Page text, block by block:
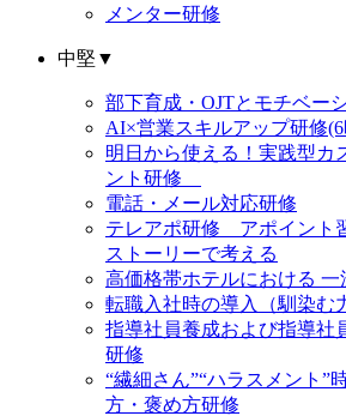
メンター研修
中堅 ▼
部下育成・OJTとモチベー
AI×営業スキルアップ研修
明日から使える！実践型カ
ント研修
電話・メール対応研修
テレアポ研修 アポイント
ストーリーで考える
高価格帯ホテルにおける 一
転職入社時の導入（馴染む
指導社員養成および指導社
研修
“繊細さん”“ハラスメント”
方・褒め方研修